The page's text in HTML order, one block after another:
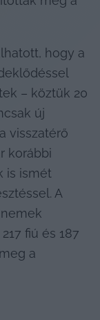
hogy a
– köztük 20
új
visszatérő
korábbi
is ismét
A
fiú és 187
a